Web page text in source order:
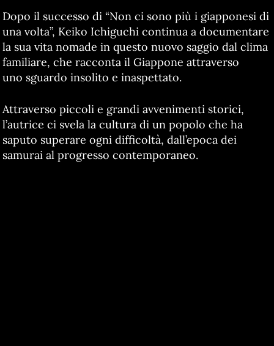
Dopo il successo di “Non ci sono più i giapponesi di
una volta”, Keiko Ichiguchi continua a documentare
la sua vita nomade in questo nuovo saggio dal clima
familiare, che racconta il Giappone attraverso
uno sguardo insolito e inaspettato.
Attraverso piccoli e grandi avvenimenti storici,
l’autrice ci svela la cultura di un popolo che ha
saputo superare ogni difficoltà, dall’epoca dei
samurai al progresso contemporaneo.